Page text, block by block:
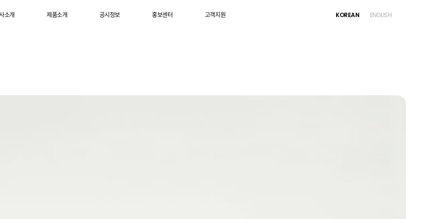
소개 제품소개 공시정보 홍보센터 고객지원 KOREAN ENGLISH